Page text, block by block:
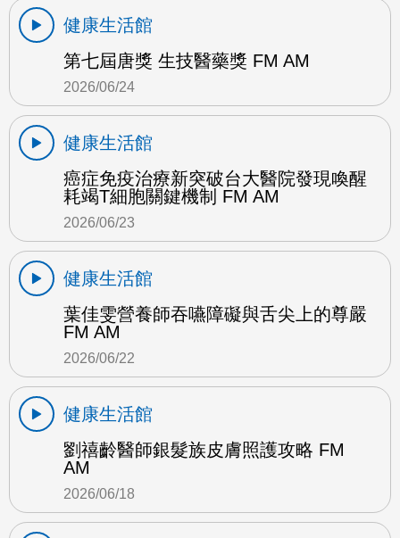
健康生活館
第七屆唐獎 生技醫藥獎 FM AM
2026/06/24
健康生活館
癌症免疫治療新突破台大醫院發現喚醒
耗竭T細胞關鍵機制 FM AM
2026/06/23
健康生活館
葉佳雯營養師吞嚥障礙與舌尖上的尊嚴
FM AM
2026/06/22
健康生活館
劉禧齡醫師銀髮族皮膚照護攻略 FM
AM
2026/06/18